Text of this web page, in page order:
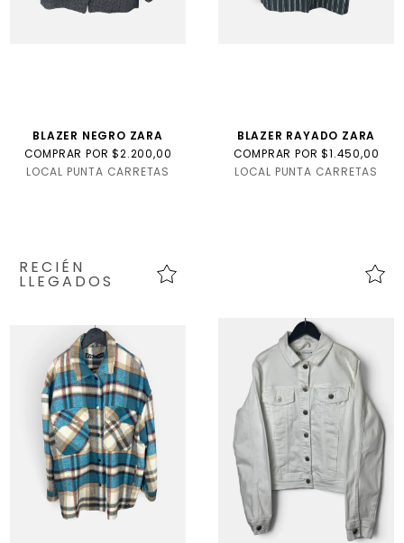
BLAZER NEGRO ZARA
COMPRAR POR $2.200,00
LOCAL PUNTA CARRETAS
BLAZER RAYADO ZARA
COMPRAR POR $1.450,00
LOCAL PUNTA CARRETAS
RECIÉN
LLEGADOS